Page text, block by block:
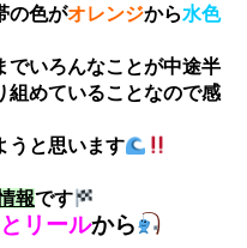
の色がオレンジから水色
でいろんなことが中途半
組めていることなので感
うと思います
報です
リールから